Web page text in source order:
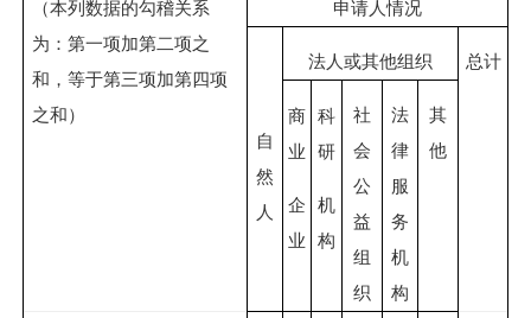
（本列数据的勾稽关系
为：第一项加第二项之
和，等于第三项加第四项
之和）
申请人情况
自
然
人
法人或其他组织 总计
商
业
企
业
科
研
机
构
社
会
公
益
组
织
法
律
服
务
机
构
其
他